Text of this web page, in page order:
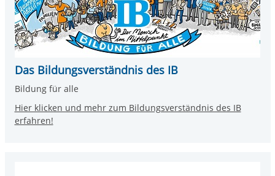
Das Bildungsverständnis des IB
Bildung für alle
Hier klicken und mehr zum Bildungsverständnis des IB
erfahren!